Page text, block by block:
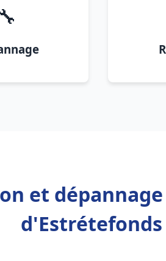
🔧
et
d'Estrétefonds